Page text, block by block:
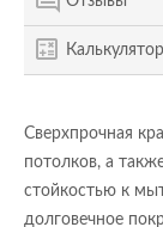
Сверхпрочная
потолков, а
стойкостью к
долговечное